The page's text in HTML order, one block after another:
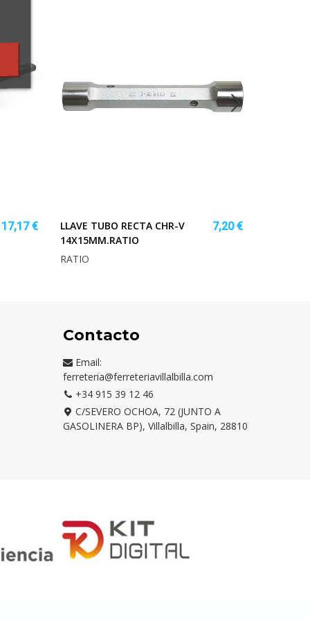
17,17 €
LLAVE TUBO RECTA CHR-V
14X15MM.RATIO
7,20 €
RATIO
Contacto
Email:
ferreteria@ferreteriavillalbilla.com
+34 915 39 12 46
C/SEVERO OCHOA, 72 (JUNTO A
GASOLINERA BP), Villalbilla, Spain, 28810